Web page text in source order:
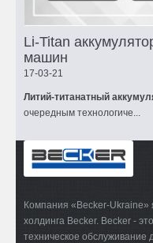
Li-Titan
машин
17-03-21
Литий-титанатный
очередным технологиче...
Компания «Becker-Ukraine»
холдинга Becker. Becker -
техническое